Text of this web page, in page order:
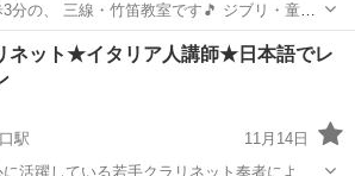
分の、 三線・竹笛教室です🎵 ジブリ・童
ス(BEGINなど)をお稽古しています。 ☆個
12時 13時～15時 15時～17時 ※祝・日
茶屋駅 その他 三線
ネット★イタリア人講師★日本語でレ
駅
11月14日
活躍している若手クラリネット奏者による